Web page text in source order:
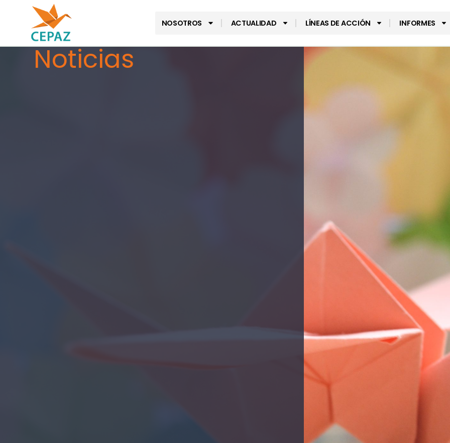
NOSOTROS ACTUALIDAD LÍNEAS DE ACCIÓN INFORMES
Noticias